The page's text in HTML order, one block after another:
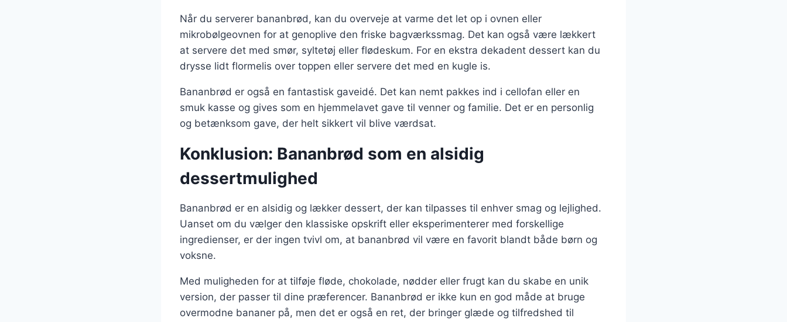
Når du serverer bananbrød, kan du overveje at varme det let op i ovnen eller
mikrobølgeovnen for at genoplive den friske bagværkssmag. Det kan også være lækkert
at servere det med smør, syltetøj eller flødeskum. For en ekstra dekadent dessert kan du
drysse lidt flormelis over toppen eller servere det med en kugle is.
Bananbrød er også en fantastisk gaveidé. Det kan nemt pakkes ind i cellofan eller en
smuk kasse og gives som en hjemmelavet gave til venner og familie. Det er en personlig
og betænksom gave, der helt sikkert vil blive værdsat.
Konklusion: Bananbrød som en alsidig
dessertmulighed
Bananbrød er en alsidig og lækker dessert, der kan tilpasses til enhver smag og lejlighed.
Uanset om du vælger den klassiske opskrift eller eksperimenterer med forskellige
ingredienser, er der ingen tvivl om, at bananbrød vil være en favorit blandt både børn og
voksne.
Med muligheden for at tilføje fløde, chokolade, nødder eller frugt kan du skabe en unik
version, der passer til dine præferencer. Bananbrød er ikke kun en god måde at bruge
overmodne bananer på, men det er også en ret, der bringer glæde og tilfredshed til